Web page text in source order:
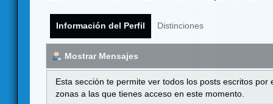
Información del Perfil Distinciones
Mostrar Mensajes
Esta sección te permite ver todos los posts escritos
zonas a las que tienes acceso en este momento.